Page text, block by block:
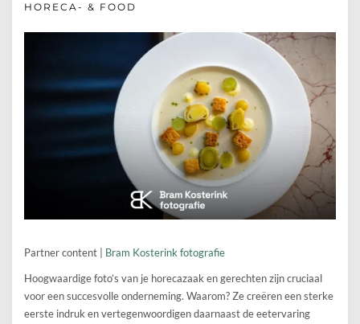
HORECA- & FOOD
Partner content | Bram Kosterink fotografie
Hoogwaardige foto’s van je horecazaak en gerechten zijn cruciaal
voor een succesvolle onderneming. Waarom? Ze creëren een sterke
eerste indruk en vertegenwoordigen daarnaast de eetervaring